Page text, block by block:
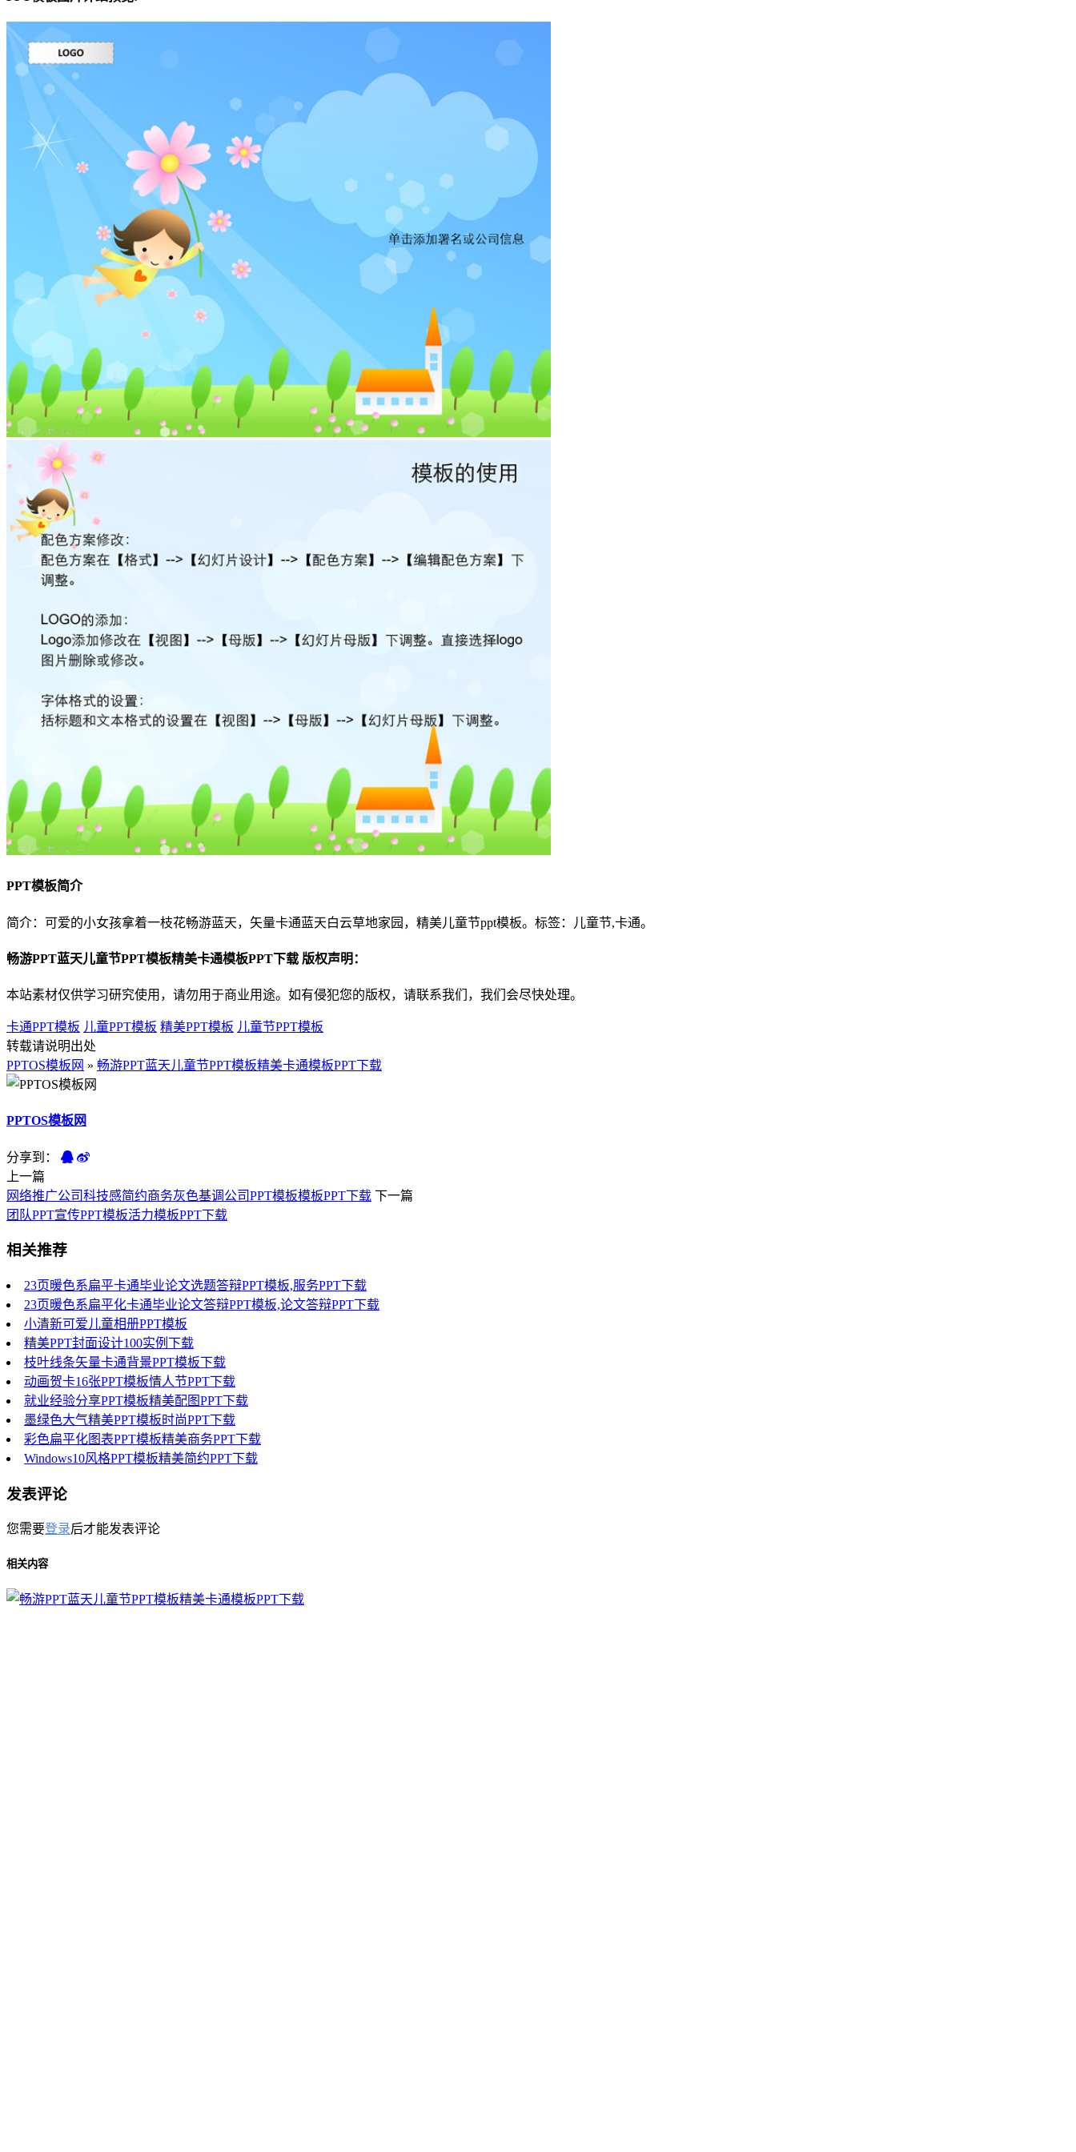
PPT模板简介
简介：可爱的小女孩拿着一枝花畅游蓝天，矢量卡通蓝天白云草地家园，精美儿童节ppt模板。标签：儿童节,卡通。
畅游PPT蓝天儿童节PPT模板精美卡通模板PPT下载 版权声明：
本站素材仅供学习研究使用，请勿用于商业用途。如有侵犯您的版权，请联系我们，我们会尽快处理。
卡通PPT模板 儿童PPT模板 精美PPT模板 儿童节PPT模板
转载请说明出处
PPTOS模板网 » 畅游PPT蓝天儿童节PPT模板精美卡通模板PPT下载
PPTOS模板网
分享到：
上一篇
网络推广公司科技感简约商务灰色基调公司PPT模板模板PPT下载 下一篇
团队PPT宣传PPT模板活力模板PPT下载
相关推荐
23页暖色系扁平卡通毕业论文选题答辩PPT模板,服务PPT下载
23页暖色系扁平化卡通毕业论文答辩PPT模板,论文答辩PPT下载
小清新可爱儿童相册PPT模板
精美PPT封面设计100实例下载
枝叶线条矢量卡通背景PPT模板下载
动画贺卡16张PPT模板情人节PPT下载
就业经验分享PPT模板精美配图PPT下载
墨绿色大气精美PPT模板时尚PPT下载
彩色扁平化图表PPT模板精美商务PPT下载
Windows10风格PPT模板精美简约PPT下载
发表评论
您需要登录后才能发表评论
相关内容